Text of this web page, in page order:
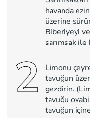
havanda
üzerine
Biberiyeyi ve
sarımsak ile
2
Limonu
tavuğun
gezdirin.
tavuğu
tavuğun